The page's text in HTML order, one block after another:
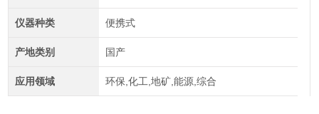
仪器种类 便携式
产地类别 国产
应用领域 环保,化工,地矿,能源,综合